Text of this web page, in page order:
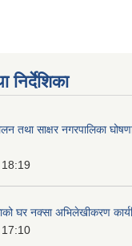
तथा साक्षर नगरपालिका घोषणा
घर नक्सा अभिलेखीकरण